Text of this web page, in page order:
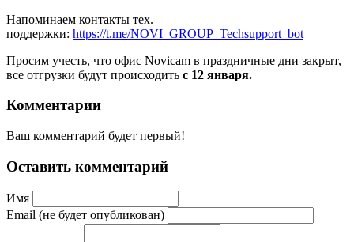
Напоминаем контакты тех.
поддержки: https://t.me/NOVI_GROUP_Techsupport_bot
Просим учесть, что офис Novicam в праздничные дни закрыт,
все отгрузки будут происходить с 12 января.
Комментарии
Ваш комментарий будет первый!
Оставить комментарий
Имя
Email (не будет опубликован)